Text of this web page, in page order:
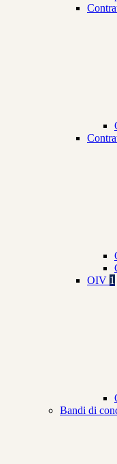
OIV 1
Bandi di